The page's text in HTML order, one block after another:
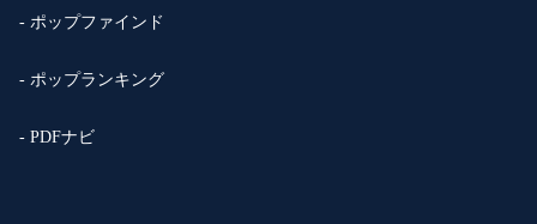
- ポップファインド
- ポップランキング
- PDFナビ